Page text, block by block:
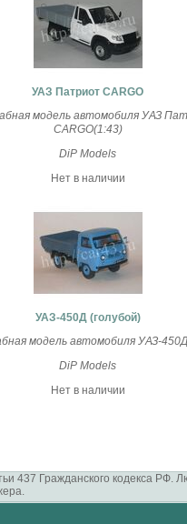
УАЗ Патриот CARGO
модель автомобиля УАЗ
CARGO(1:43)
DiP Models
Нет в наличии
УАЗ-450Д (голубой)
модель автомобиля УАЗ-
DiP Models
Нет в наличии
437 Гражданского кодекса РФ.